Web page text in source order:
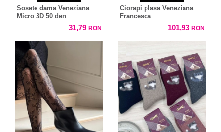
Sosete dama Veneziana
Micro 3D 50 den
31,79 RON
Ciorapi plasa Veneziana
Francesca
101,93 RON